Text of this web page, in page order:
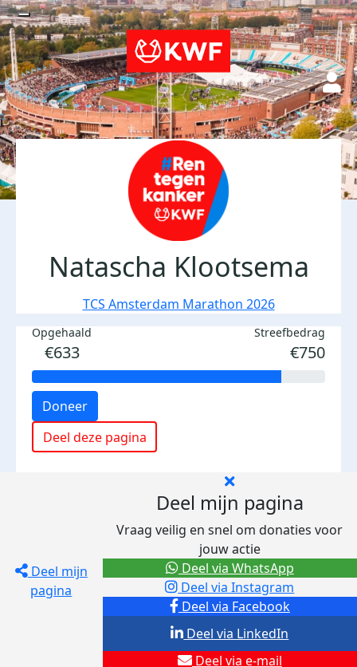
Natascha Klootsema
TCS Amsterdam Marathon 2026
Opgehaald
€633
Streefbedrag
€750
Doneer
Deel deze pagina
Deel mijn
pagina
Deel mijn pagina
Vraag veilig en snel om donaties voor
jouw actie
Deel via Facebook
Deel via Instagram
Deel via e-mail
Deel via LinkedIn
Deel via WhatsApp